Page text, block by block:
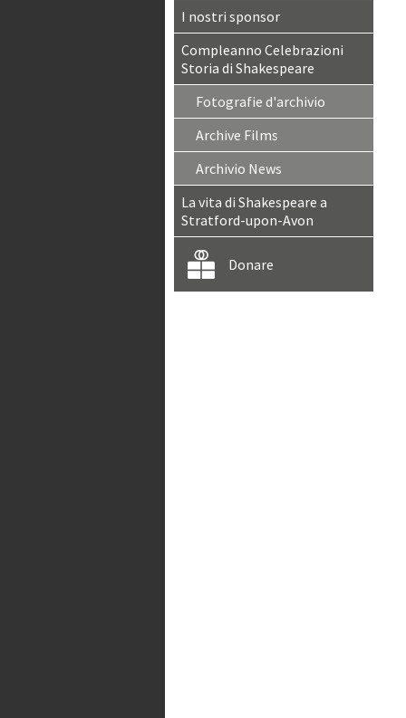
I nostri sponsor
Compleanno Celebrazioni
Storia di Shakespeare
Fotografie d'archivio
Archive Films
Archivio News
La vita di Shakespeare a
Stratford-upon-Avon
Donare